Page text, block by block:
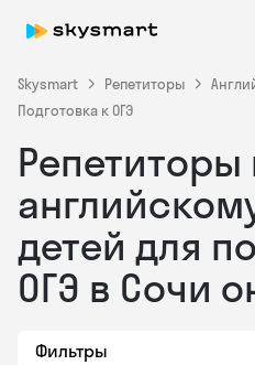
Skysmart Репетиторы
Подготовка к ОГЭ
Репетиторы
детей для
ОГЭ в Сочи
Фильтры
Skysmart Chat